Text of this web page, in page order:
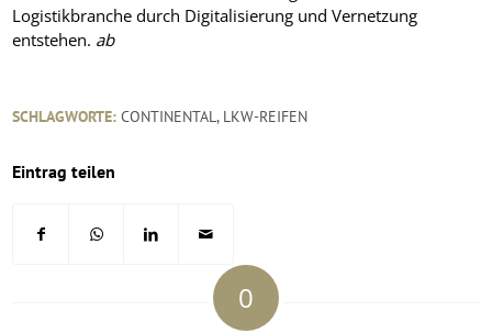
Logistikbranche durch Digitalisierung und Vernetzung
entstehen. ab
SCHLAGWORTE: CONTINENTAL, LKW-REIFEN
Eintrag teilen
0